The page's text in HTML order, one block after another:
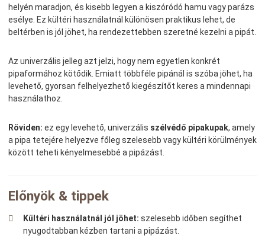
helyén maradjon, és kisebb legyen a kiszóródó hamu vagy parázs
esélye. Ez kültéri használatnál különösen praktikus lehet, de
beltérben is jól jöhet, ha rendezettebben szeretné kezelni a pipát.
Az univerzális jelleg azt jelzi, hogy nem egyetlen konkrét
pipaformához kötődik. Emiatt többféle pipánál is szóba jöhet, ha
levehető, gyorsan felhelyezhető kiegészítőt keres a mindennapi
használathoz.
Röviden: ez egy levehető, univerzális szélvédő pipakupak, amely
a pipa tetejére helyezve főleg szelesebb vagy kültéri körülmények
között teheti kényelmesebbé a pipázást.
Előnyök & tippek
Kültéri használatnál jól jöhet: szelesebb időben segíthet
nyugodtabban kézben tartani a pipázást.